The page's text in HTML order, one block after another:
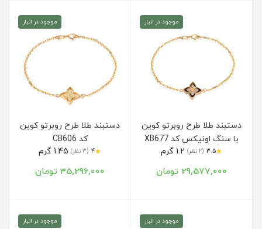
موجود در انبار
دستبند طلا طرح روبرتو کوین
با سنگ اونیکس کد XB677
★
3.5 (2 نظر)
29,577,000 تومان
موجود در انبار
دستبند طلا طرح روبرتو کوین
کد CB606
★
4 (3 نظر)
35,296,000 تومان
موجود در انبار موجود در انبار